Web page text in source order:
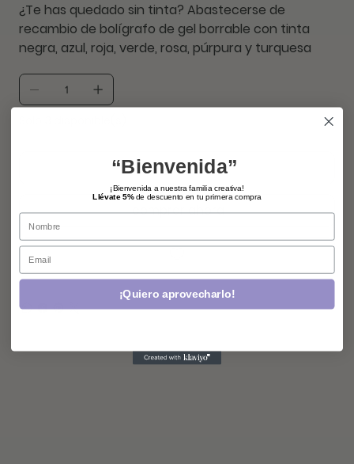
¿Te has quedado sin tinta? Abastecerse de
recambio de bolígrafo de gel borrable con tinta
negra, azul, roja, verde, rosa, púrpura y turquesa
agregar
comprar ahora
“Bienvenida”
¡Bienvenida a nuestra familia creativa!
Llévate 5%de descuento en tu primera compra
Name
Email
¡Quiero aprovecharlo!